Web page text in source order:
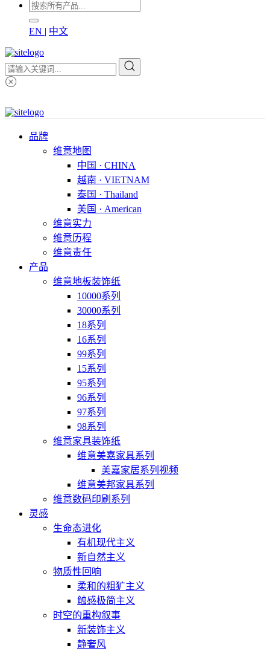
EN | 中文
品牌
维意地图
中国 · CHINA
越南 · VIETNAM
泰国 · Thailand
美国 · American
维意实力
维意历程
维意责任
产品
维意地板装饰纸
10000系列
30000系列
18系列
16系列
99系列
15系列
95系列
96系列
97系列
98系列
维意家具装饰纸
维意美嘉家具系列
美嘉家居系列视频
维意美邦家具系列
维意数码印刷系列
灵感
生命态进化
有机现代主义
新自然主义
物质性回响
柔和的粗犷主义
触感极简主义
时空的重构叙事
新装饰主义
静奢风